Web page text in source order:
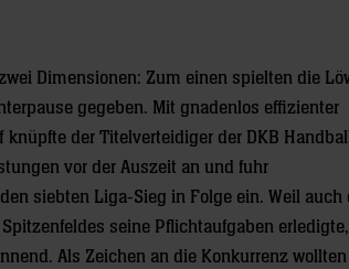
Dimensionen: Zum einen spielten die
gegeben. Mit gnadenlos effizienter
knüpfte der Titelverteidiger der DKB
vor der Auszeit an und fuhr
siebten Liga-Sieg in Folge ein. Weil auch
seine Pflichtaufgaben erledigte,
Als Zeichen an die Konkurrenz